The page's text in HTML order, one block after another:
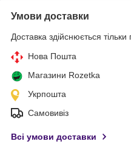
Умови доставки
Доставка здійснюється тільки
Нова Пошта
Магазини Rozetka
Укрпошта
Самовивіз
Всі умови доставки